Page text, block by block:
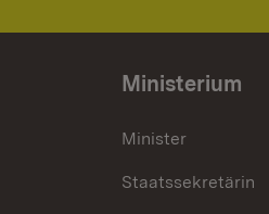
Ministerium
Minister
Staatssekretärin